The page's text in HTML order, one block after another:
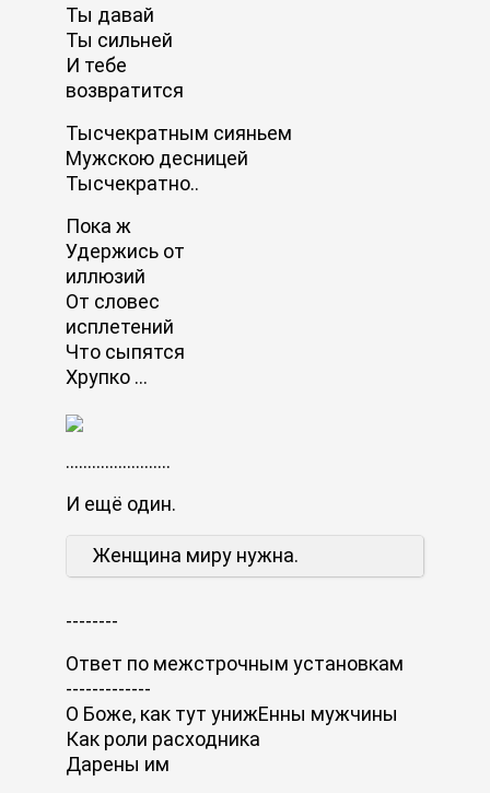
Ты давай
Ты сильней
И тебе
возвратится
Тысчекратным сияньем
Мужскою десницей
Тысчекратно..
Пока ж
Удержись от
иллюзий
От словес
исплетений
Что сыпятся
Хрупко ...
........................
И ещё один.
Женщина миру нужна.
--------
Ответ по межстрочным установкам
-------------
О Боже, как тут унижЕнны мужчины
Как роли расходника
Дарены им